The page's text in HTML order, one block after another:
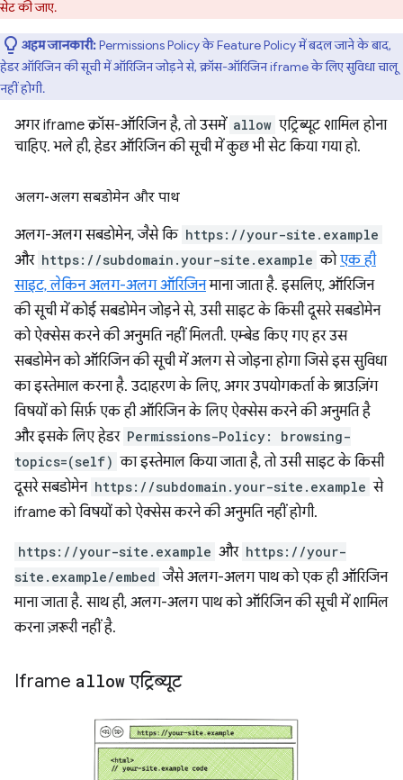
सेट की जाए.
अहम जानकारी:Permissions Policy के Feature Policy में बदल जाने के बाद,
हेडर ऑरिजिन की सूची में ऑरिजिन जोड़ने से, क्रॉस-ऑरिजिन iframe के लिए सुविधा चालू
नहीं होगी.
अगर iframe क्रॉस-ऑरिजिन है, तो उसमें allow एट्रिब्यूट शामिल होना
चाहिए. भले ही, हेडर ऑरिजिन की सूची में कुछ भी सेट किया गया हो.
अलग-अलग सबडोमेन और पाथ
अलग-अलग सबडोमेन, जैसे कि https://your-site.example
और https://subdomain.your-site.example कोएक ही
साइट, लेकिन अलग-अलग ऑरिजिनमाना जाता है. इसलिए, ऑरिजिन
की सूची में कोई सबडोमेन जोड़ने से, उसी साइट के किसी दूसरे सबडोमेन
को ऐक्सेस करने की अनुमति नहीं मिलती. एम्बेड किए गए हर उस
सबडोमेन को ऑरिजिन की सूची में अलग से जोड़ना होगा जिसे इस सुविधा
का इस्तेमाल करना है. उदाहरण के लिए, अगर उपयोगकर्ता के ब्राउज़िंग
विषयों को सिर्फ़ एक ही ऑरिजिन के लिए ऐक्सेस करने की अनुमति है
और इसके लिए हेडर Permissions-Policy: browsing-
topics=(self) का इस्तेमाल किया जाता है, तो उसी साइट के किसी
दूसरे सबडोमेन https://subdomain.your-site.example से
iframe को विषयों को ऐक्सेस करने की अनुमति नहीं होगी.
https://your-site.example और https://your-
site.example/embed जैसे अलग-अलग पाथ को एक ही ऑरिजिन
माना जाता है. साथ ही, अलग-अलग पाथ को ऑरिजिन की सूची में शामिल
करना ज़रूरी नहीं है.
Iframe allowएट्रिब्यूट